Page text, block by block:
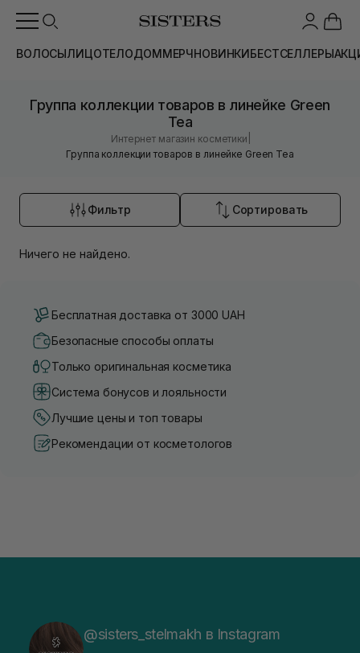
ВОЛОСЫЛИЦОТЕЛОДОММЕРЧНОВИНКИБЕСТСЕЛЛЕРЫ
Группа коллекции товаров в линейке Green
Tea
Интернет магазин косметики
Группа коллекции товаров в линейке Green Tea
Фильтр Сортировать
Ничего не найдено.
Бесплатная доставка от 3000 UAH
Безопасные способы оплаты
Только оригинальная косметика
Система бонусов и лояльности
Лучшие цены и топ товары
Рекомендации от косметологов
@sisters_stelmakh в Instagram